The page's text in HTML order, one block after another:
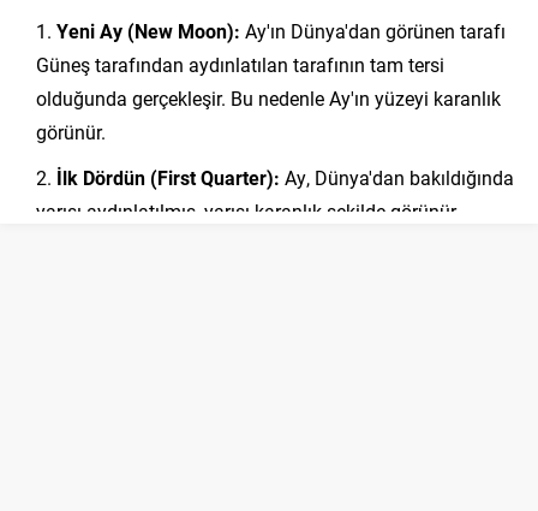
Yeni Ay (New Moon): Ay'ın Dünya'dan görünen tarafı
Güneş tarafından aydınlatılan tarafının tam tersi
olduğunda gerçekleşir. Bu nedenle Ay'ın yüzeyi karanlık
görünür.
İlk Dördün (First Quarter): Ay, Dünya'dan bakıldığında
yarısı aydınlatılmış, yarısı karanlık şekilde görünür.